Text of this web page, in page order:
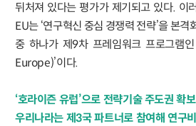
뒤처져 있다는 평가가 제기되고 있다. 이
EU는 ‘연구혁신 중심 경쟁력 전략’을 본
중 하나가 제9차 프레임워크 프로그램
Europe)’이다.
‘호라이즌 유럽’으로 전략기술 주도권 확
우리나라는 제3국 파트너로 참여해 연구